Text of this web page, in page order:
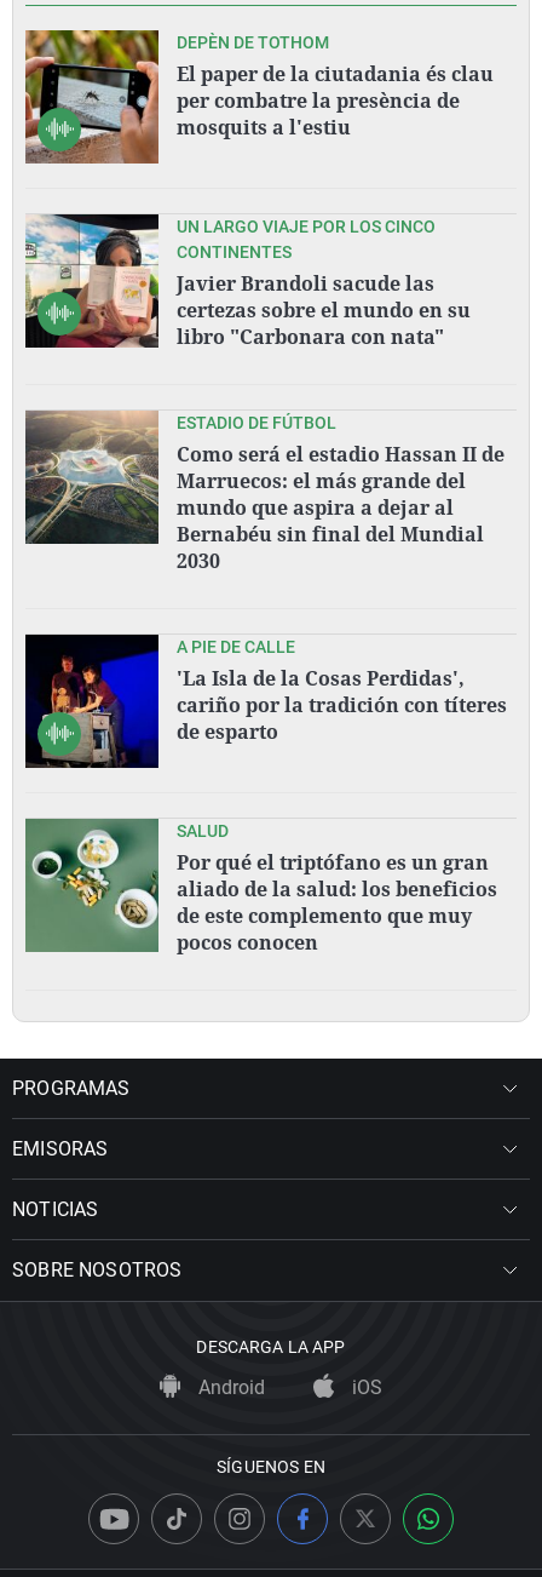
DEPÈN DE TOTHOM
El paper de la ciutadania és clau
per combatre la presència de
mosquits a l'estiu
UN LARGO VIAJE POR LOS CINCO
CONTINENTES
Javier Brandoli sacude las
certezas sobre el mundo en su
libro "Carbonara con nata"
ESTADIO DE FÚTBOL
Como será el estadio Hassan II de
Marruecos: el más grande del
mundo que aspira a dejar al
Bernabéu sin final del Mundial
2030
A PIE DE CALLE
'La Isla de la Cosas Perdidas',
cariño por la tradición con títeres
de esparto
SALUD
Por qué el triptófano es un gran
aliado de la salud: los beneficios
de este complemento que muy
pocos conocen
PROGRAMAS
EMISORAS
NOTICIAS
SOBRE NOSOTROS
DESCARGA LA APP
Android iOS
SÍGUENOS EN